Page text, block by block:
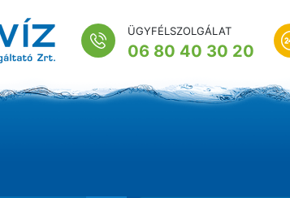
ÜGYFÉLSZOLGÁLAT
06 80 40 30 20